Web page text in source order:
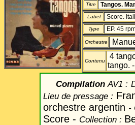
Titre Tangos.
Label Score.
Type EP. 45
Orchestre
Contenu
4
tango.
CompilationAV1 :
Lieu de pressage :
orchestre argentin -
Score - Collection :